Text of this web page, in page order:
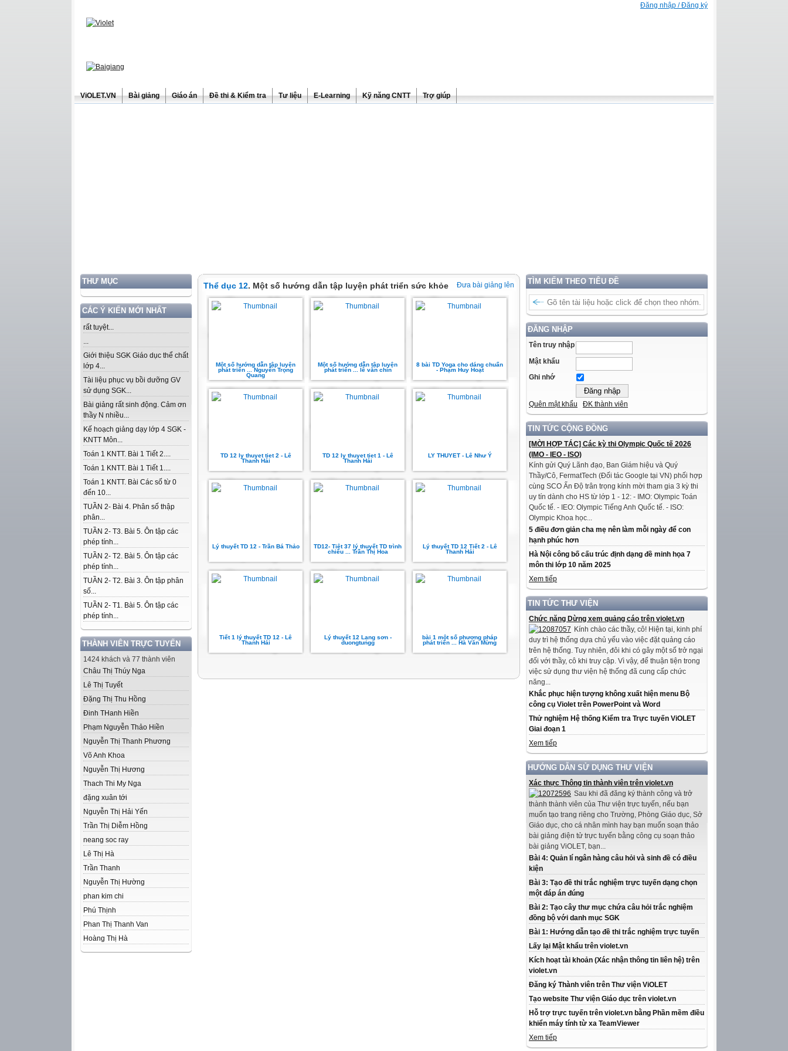
Đăng nhập / Đăng ký
ViOLET.VN Bài giảng Giáo án Đề thi & Kiểm tra Tư liệu E-Learning Kỹ năng CNTT Trợ giúp
THƯ MỤC
CÁC Ý KIẾN MỚI NHẤT
rất tuyệt...
...
Giới thiệu SGK Giáo dục thể chất
lớp 4...
Tài liệu phục vụ bồi dưỡng GV
sử dụng SGK...
Bài giảng rất sinh động. Cảm ơn
thầy N nhiều...
Kế hoạch giảng dạy lớp 4 SGK -
KNTT Môn...
Toán 1 KNTT. Bài 1 Tiết 2....
Toán 1 KNTT. Bài 1 Tiết 1....
Toán 1 KNTT. Bài Các số từ 0
đến 10...
TUẦN 2- Bài 4. Phân số thập
phân...
TUẦN 2- T3. Bài 5. Ôn tập các
phép tính...
TUẦN 2- T2. Bài 5. Ôn tập các
phép tính...
TUẦN 2- T2. Bài 3. Ôn tập phân
số...
TUẦN 2- T1. Bài 5. Ôn tập các
phép tính...
THÀNH VIÊN TRỰC TUYẾN
1424 khách và 77 thành viên
Châu Thị Thúy Nga
Lê Thị Tuyết
Đặng Thị Thu Hồng
Đinh THanh Hiền
Phạm Nguyễn Thảo Hiền
Nguyễn Thị Thanh Phương
Võ Anh Khoa
Nguyễn Thị Hương
Thach Thi My Nga
đặng xuân tới
Nguyễn Thị Hải Yến
Trần Thị Diễm Hồng
neang soc ray
Lê Thị Hà
Trần Thanh
Nguyễn Thị Hường
phan kim chi
Phú Thịnh
Phan Thị Thanh Van
Hoàng Thị Hà
TÌM KIẾM THEO TIÊU ĐỀ
ĐĂNG NHẬP
Tên truy nhập
Mật khẩu
Ghi nhớ
Quên mật khẩu ĐK thành viên
TIN TỨC CỘNG ĐỒNG
[MỜI HỢP TÁC] Các kỳ thi Olympic Quốc tế 2026
(IMO - IEO - ISO)
Kính gửi Quý Lãnh đạo, Ban Giám hiệu và Quý
Thầy/Cô, FermatTech (Đối tác Google tại VN) phối hợp
cùng SCO Ấn Độ trân trọng kính mời tham gia 3 kỳ thi
uy tín dành cho HS từ lớp 1 - 12: - IMO: Olympic Toán
Quốc tế. - IEO: Olympic Tiếng Anh Quốc tế. - ISO:
Olympic Khoa học...
5 điều đơn giản cha mẹ nên làm mỗi ngày để con
hạnh phúc hơn
Hà Nội công bố cấu trúc định dạng đề minh họa 7
môn thi lớp 10 năm 2025
Xem tiếp
TIN TỨC THƯ VIỆN
Chức năng Dừng xem quảng cáo trên violet.vn
Kính chào các thầy, cô! Hiện tại, kinh phí
duy trì hệ thống dựa chủ yếu vào việc đặt quảng cáo
trên hệ thống. Tuy nhiên, đôi khi có gây một số trở ngại
đối với thầy, cô khi truy cập. Vì vậy, để thuận tiện trong
việc sử dụng thư viện hệ thống đã cung cấp chức
năng...
Khắc phục hiện tượng không xuất hiện menu Bộ
công cụ Violet trên PowerPoint và Word
Thử nghiệm Hệ thống Kiểm tra Trực tuyến ViOLET
Giai đoạn 1
Xem tiếp
HƯỚNG DẪN SỬ DỤNG THƯ VIỆN
Xác thực Thông tin thành viên trên violet.vn
Sau khi đã đăng ký thành công và trở
thành thành viên của Thư viện trực tuyến, nếu bạn
muốn tạo trang riêng cho Trường, Phòng Giáo dục, Sở
Giáo dục, cho cá nhân mình hay bạn muốn soạn thảo
bài giảng điện tử trực tuyến bằng công cụ soạn thảo
bài giảng ViOLET, bạn...
Bài 4: Quản lí ngân hàng câu hỏi và sinh đề có điều
kiện
Bài 3: Tạo đề thi trắc nghiệm trực tuyến dạng chọn
một đáp án đúng
Bài 2: Tạo cây thư mục chứa câu hỏi trắc nghiệm
đồng bộ với danh mục SGK
Bài 1: Hướng dẫn tạo đề thi trắc nghiệm trực tuyến
Lấy lại Mật khẩu trên violet.vn
Kích hoạt tài khoản (Xác nhận thông tin liên hệ) trên
violet.vn
Đăng ký Thành viên trên Thư viện ViOLET
Tạo website Thư viện Giáo dục trên violet.vn
Hỗ trợ trực tuyến trên violet.vn bằng Phần mềm điều
khiển máy tính từ xa TeamViewer
Xem tiếp
Đưa bài giảng lên
Thể dục 12. Một số hướng dẫn tập luyện phát triển sức khỏe
Một số hướng dẫn tập luyện
phát triển ... Nguyễn Trọng
Quang
Một số hướng dẫn tập luyện
phát triển ... lê văn chín
8 bài TD Yoga cho dáng chuẩn
- Phạm Huy Hoạt
TD 12 ly thuyet tiet 2 - Lê
Thanh Hải
TD 12 ly thuyet tiet 1 - Lê
Thanh Hải
LY THUYET - Lê Như Ý
Lý thuyết TD 12 - Trần Bá Thảo
TD12- Tiêt 37 lý thuyết TD trình
chiếu ... Trần Thị Hoa
Lý thuyết TD 12 Tiết 2 - Lê
Thanh Hải
Tiết 1 lý thuyết TD 12 - Lê
Thanh Hải
Lý thuyết 12 Lạng sơn -
duongtungg
bài 1 một số phương pháp
phát triển ... Hà Văn Mừng